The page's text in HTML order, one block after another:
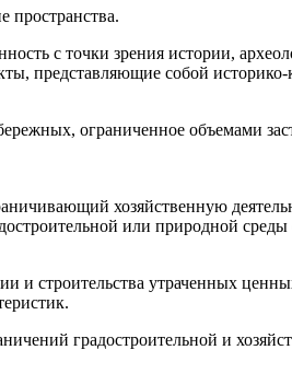
пространства.
с точки зрения истории,
представляющие собой
ограниченное объемами
хозяйственную
или природной
и строительства утраченных
градостроительной и